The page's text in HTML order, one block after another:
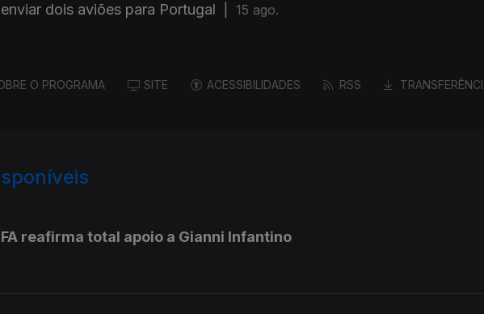
dois aviões para Portugal
15 ago.
O PROGRAMA SITE ACESSIBILIDADES RSS
reafirma total apoio a Gianni Infantino